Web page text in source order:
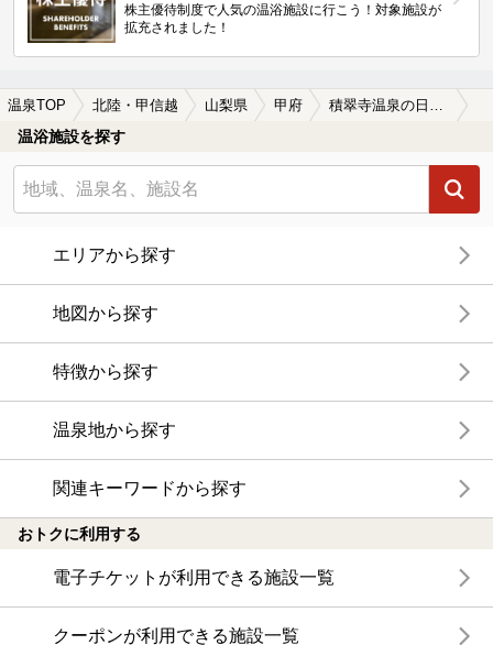
株主優待制度で人気の温浴施設に行こう！対象施設が
拡充されました！
温泉TOP 北陸・甲信越 山梨県 甲府
温浴施設を探す
エリアから探す
地図から探す
特徴から探す
温泉地から探す
関連キーワードから探す
おトクに利用する
電子チケットが利用できる施設一覧
クーポンが利用できる施設一覧